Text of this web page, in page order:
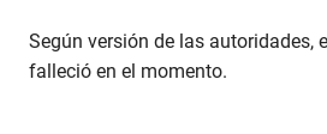
Según versión de las autoridades,
falleció en el momento.